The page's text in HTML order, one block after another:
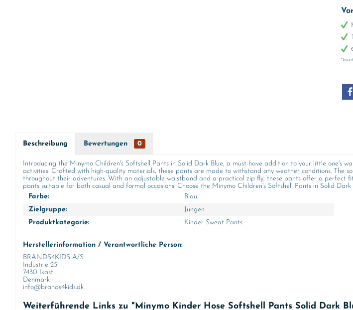
Beschreibung Bewertungen 0
Introducing the Minymo Children's Softshell Pants in Solid Dark Blue, a must-have addition to your little one's
activities. Crafted with high-quality materials, these pants are made to withstand any weather conditions. The
throughout their adventures. With an adjustable waistband and a practical zip fly, these pants offer a perfect
pants suitable for both casual and formal occasions. Choose the Minymo Children's Softshell Pants in Solid
Farbe:
Blau
Zielgruppe:
Jungen
Produktkategorie:
Kinder Sweat Pants
Herstellerinformation / Verantwortliche Person:
BRANDS4KIDS A/S
Industrie 25
7430 Ikast
Denmark
info@brands4kids.dk
Weiterführende Links zu "Minymo Kinder Hose Softshell Pants Solid Dark